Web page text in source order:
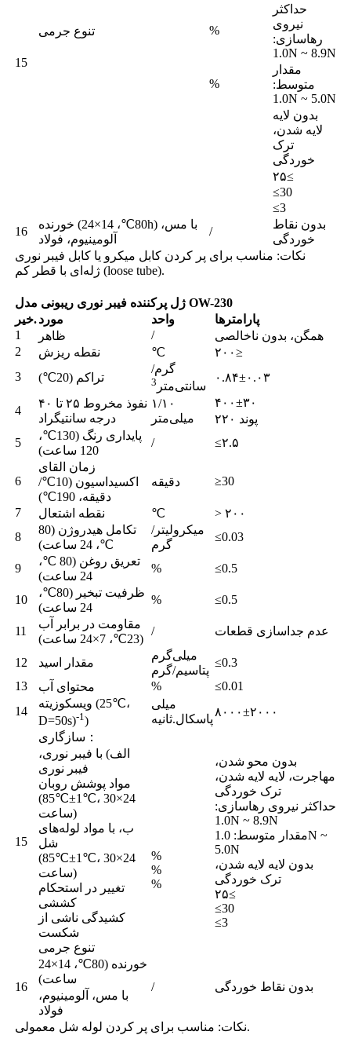
15
تنوع جرمی %
حداکثر
نیروی
رهاسازی:
1.0N ~ 8.9N
%
مقدار
متوسط:
1.0N ~ 5.0N
بدون لایه
لایه شدن،
ترک
خوردگی
۲۵≤
≤30
≤3
16
خورنده (80℃، 14×24h) با مس،
آلومینیوم، فولاد
/
بدون نقاط
خوردگی
نکات: مناسب برای پر کردن کابل میکرو یا کابل فیبر نوری
ژله‌ای با قطر کم (loose tube).
ژل پرکننده فیبر نوری ریبونی مدل OW-230
خیر.مورد واحد
پارامترها
1
ظاهر /
همگن، بدون ناخالصی
2
نقطه ریزش ℃
۲۰۰≥
3
تراکم (20℃)
گرم/
سانتی‌متر 3 ۰.۸۴±۰.۰۳
4
نفوذ مخروط ۲۵ تا ۴۰
درجه سانتیگراد
۱/۱۰
میلی‌متر
۴۰۰±۳۰
۲۲۰ پوند
5
پایداری رنگ (130℃،
120 ساعت)
/ ≤۲.۵
6
زمان القای
اکسیداسیون (10℃/
دقیقه، 190℃)
دقیقه ≥30
7 نقطه اشتعال ℃
> ۲۰۰
8
تکامل هیدروژن (80
℃، 24 ساعت)
میکرولیتر/
گرم
≤0.03
9
تعریق روغن (80 ℃،
24 ساعت)
% ≤0.5
10
ظرفیت تبخیر (80℃،
24 ساعت)
% ≤0.5
11
مقاومت در برابر آب
(23℃، 7×24 ساعت)
/ عدم جداسازی قطعات
12 مقدار اسید
میلی‌گرم
پتاسیم/گرم
≤0.3
13
محتوای آب %
≤0.01
14
ویسکوزیته (25℃،
D=50s)-1 )
میلی
پاسکال.ثانیه
۸۰۰۰±۲۰۰۰
15
سازگاری：
الف) با فیبر نوری،
فیبر نوری
مواد پوشش روبان
(85℃±1℃، 30×24
ساعت)
ب، با مواد لوله‌های
شل
(85℃±1℃، 30×24
ساعت)
تغییر در استحکام
کششی
کشیدگی ناشی از
شکست
تنوع جرمی
%
%
%
بدون محو شدن،
مهاجرت، لایه لایه شدن،
ترک خوردگی
حداکثر نیروی رهاسازی:
1.0N ~ 8.9N
مقدار متوسط: 1.0N ~
5.0N
بدون لایه لایه شدن،
ترک خوردگی
۲۵≤
≤30
≤3
16
خورنده (80℃، 14×24
ساعت)
/ بدون نقاط خوردگی
با مس، آلومینیوم،
فولاد
نکات: مناسب برای پر کردن لوله شل معمولی.